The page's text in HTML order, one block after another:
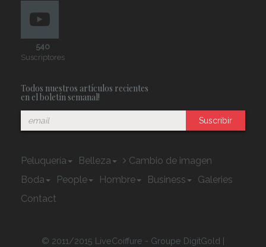
540
Suscriptores
Todos nuestros artículos recientes
en el boletín semanal!
Suscribir
Peluquería Belleza
Cambio de imagen
Boda
People Hombre Business
Galeries
Contact
© 2011/2015 LiveCoiffure - Groupe DigitGold |